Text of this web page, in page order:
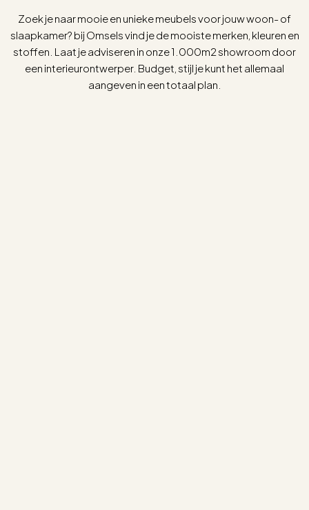
Zoek je naar mooie en unieke meubels voor jouw woon- of
slaapkamer? bij Omsels vind je de mooiste merken, kleuren en
stoffen. Laat je adviseren in onze 1.000m2 showroom door
een interieurontwerper. Budget, stijl je kunt het allemaal
aangeven in een totaal plan.